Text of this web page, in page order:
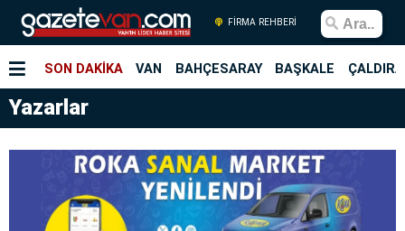
FİRMA REHBERİ
SON DAKİKA VAN BAHÇESARAY BAŞKALE
Yazarlar